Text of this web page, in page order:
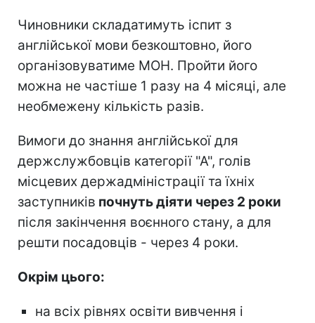
Чиновники складатимуть іспит з
англійської мови безкоштовно, його
організовуватиме МОН. Пройти його
можна не частіше 1 разу на 4 місяці, але
необмежену кількість разів.
Вимоги до знання англійської для
держслужбовців категорії "А", голів
місцевих держадміністрації та їхніх
заступників почнуть діяти через 2 роки
після закінчення воєнного стану, а для
решти посадовців - через 4 роки.
Окрім цього:
на всіх рівнях освіти вивчення і